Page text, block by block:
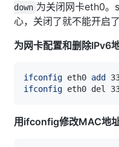
down 为关闭网卡eth0。
心，关闭了就不能开启
为网卡配置和删除IPv6地
ifconfig eth0 add
ifconfig eth0 del
用ifconfig修改MAC地址